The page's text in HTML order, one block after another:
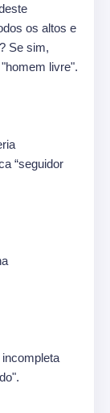
os altos e
Se sim,
livre".
“seguidor